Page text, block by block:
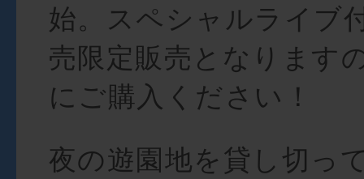
始。スペシャルライブ
売限定販売となります
にご購入ください！
夜の遊園地を貸し切っ